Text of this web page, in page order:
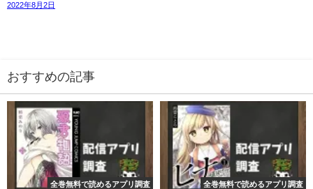
2022年8月2日
おすすめの記事
全巻無料で読めるアプリ調査 全巻無料で読めるアプリ調査